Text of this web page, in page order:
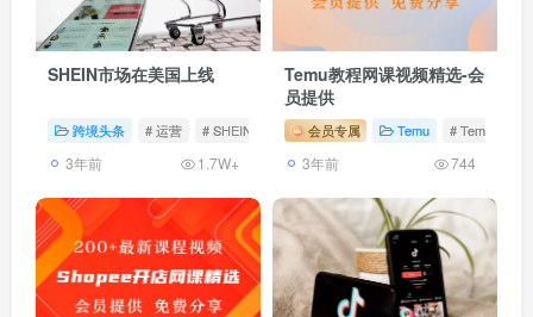
SHEIN市场在美国上线
跨境头条 # 运营 # SHEIN # 市场
3年前 1.7W+
Temu教程网课视频精选-会
员提供
会员专属 Temu # Temu
3年前 744